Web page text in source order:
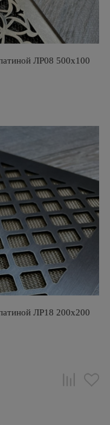
ЛР08 500х100
ЛР18 200х200